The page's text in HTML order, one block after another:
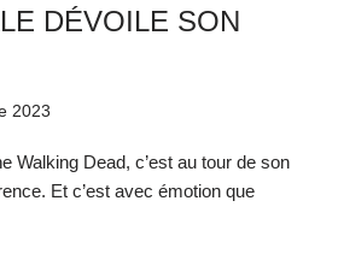
DÉVOILE SON
2023
Walking Dead, c’est au tour de son
Et c’est avec émotion que